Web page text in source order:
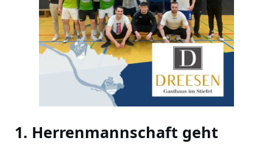
1. Herrenmannschaft geht